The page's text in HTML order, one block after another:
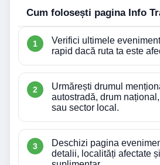
Cum folosești pagina Info
Verifici ultimele
rapid dacă ruta ta este
Urmărești drumul
autostradă, drum
sau sector local.
Deschizi pagina
detalii, localități afectate